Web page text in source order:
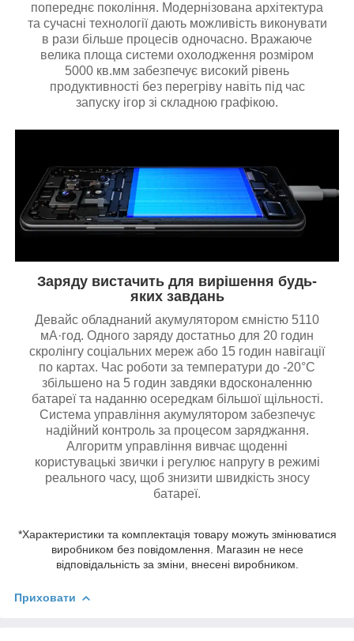
попереднє покоління. Модернізована архітектура
та сучасні технології дають можливість виконувати
в рази більше процесів одночасно. Вражаюче
велика площа системи охолодження розміром
5000 кв.мм забезпечує високий рівень
продуктивності без перегріву навіть під час
запуску ігор зі складною графікою.
Заряду вистачить для вирішення будь-
яких завдань
Девайс обладнаний акумулятором ємністю 5110
мА·год. Одного заряду достатньо для 20 годин
скролінгу соціальних мереж або 15 годин навігації
по картах. Час роботи за температури до -20°C
збільшено на 5 годин завдяки вдосконаленню
батареї та наданню осередкам більшої щільності.
Система управління акумулятором забезпечує
надійний контроль за процесом заряджання.
Алгоритм управління вивчає щоденні
користувацькі звички і регулює напругу в режимі
реального часу, щоб знизити швидкість зносу
батареї.
*Характеристики та комплектація товару можуть змінюватися
виробником без повідомлення. Магазин не несе
відповідальність за зміни, внесені виробником.
Приховати